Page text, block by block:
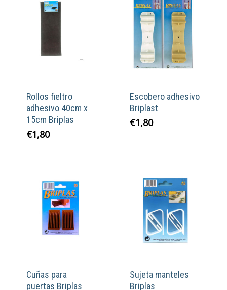
Rollos fieltro
adhesivo 40cm x
15cm Briplas
€1,80
Escobero adhesivo
Briplast
€1,80
Cuñas para
puertas Briplas
Sujeta manteles
Briplas